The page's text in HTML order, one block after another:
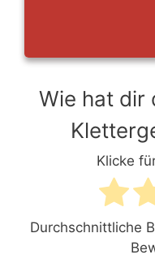
Wie hat dir
Klicke
Durchschnittliche